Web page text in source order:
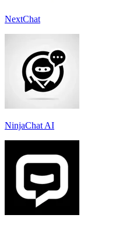
NextChat
NinjaChat AI